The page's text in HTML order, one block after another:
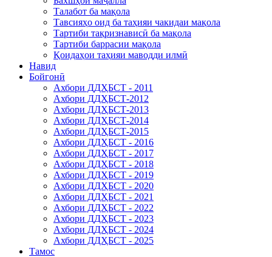
Талабот ба мақола
Тавсияҳо оид ба таҳияи чакидаи мақола
Тартиби тақризнависӣ ба мақола
Тартиби баррасии мақола
Қоидаҳои таҳияи маводди илмӣ
Навид
Бойгонӣ
Ахбори ДДҲБСТ - 2011
Ахбори ДДҲБСТ-2012
Ахбори ДДҲБСТ-2013
Ахбори ДДҲБСТ-2014
Ахбори ДДҲБСТ-2015
Ахбори ДДҲБСТ - 2016
Ахбори ДДҲБСТ - 2017
Ахбори ДДҲБСТ - 2018
Ахбори ДДҲБСТ - 2019
Ахбори ДДҲБСТ - 2020
Ахбори ДДҲБСТ - 2021
Ахбори ДДҲБСТ - 2022
Ахбори ДДҲБСТ - 2023
Ахбори ДДҲБСТ - 2024
Ахбори ДДҲБСТ - 2025
Тамос